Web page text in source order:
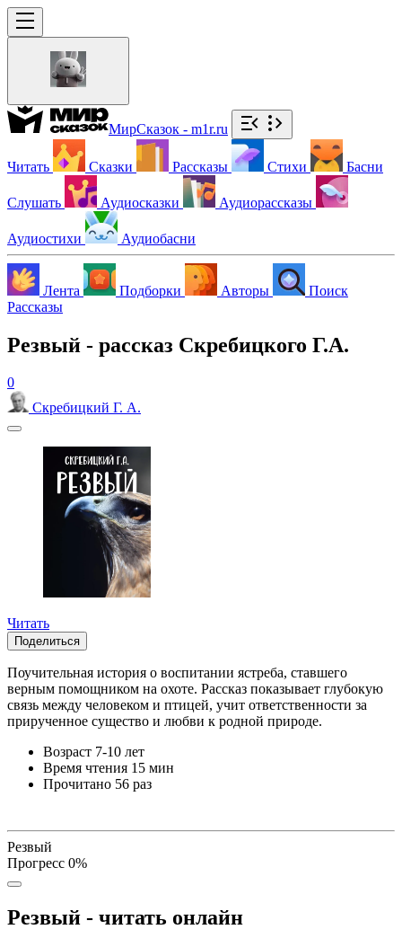
МирСказок - m1r.ru
Читать Сказки Рассказы Стихи Басни
Слушать Аудиосказки Аудиорассказы
Аудиостихи Аудиобасни
Лента Подборки Авторы
Поиск
Рассказы
Резвый - рассказ Скребицкого Г.А.
0
Скребицкий Г. А.
Читать
Поделиться
Поучительная история о воспитании ястреба, ставшего
верным помощником на охоте. Рассказ показывает глубокую
связь между человеком и птицей, учит ответственности за
прирученное существо и любви к родной природе.
Возраст 7-10 лет
Время чтения 15 мин
Прочитано 56 раз
Резвый
Прогресс 0%
Резвый - читать онлайн